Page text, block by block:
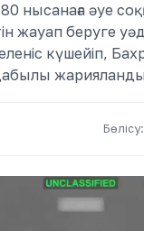
нысанаға әуе
жауап беруге
күшейіп,
Бөлісу: